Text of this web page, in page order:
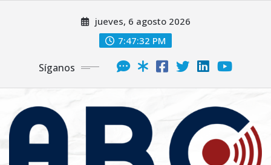
jueves, 6 agosto 2026
7:47:33 PM
Síganos